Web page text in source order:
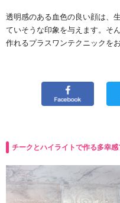
透明感のある血色の良い顔は、
ていそうな印象を与えます。そ
作れるプラスワンテクニックを
チークとハイライトで作る多幸感